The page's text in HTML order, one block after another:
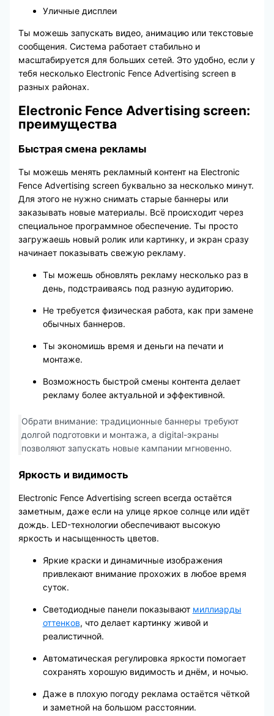
Уличные дисплеи
Ты можешь запускать видео, анимацию или текстовые
сообщения. Система работает стабильно и
масштабируется для больших сетей. Это удобно, если у
тебя несколько Electronic Fence Advertising screen в
разных районах.
Electronic Fence Advertising screen:
преимущества
Быстрая смена рекламы
Ты можешь менять рекламный контент на Electronic
Fence Advertising screen буквально за несколько минут.
Для этого не нужно снимать старые баннеры или
заказывать новые материалы. Всё происходит через
специальное программное обеспечение. Ты просто
загружаешь новый ролик или картинку, и экран сразу
начинает показывать свежую рекламу.
Ты можешь обновлять рекламу несколько раз в
день, подстраиваясь под разную аудиторию.
Не требуется физическая работа, как при замене
обычных баннеров.
Ты экономишь время и деньги на печати и
монтаже.
Возможность быстрой смены контента делает
рекламу более актуальной и эффективной.
Обрати внимание: традиционные баннеры требуют
долгой подготовки и монтажа, а digital-экраны
позволяют запускать новые кампании мгновенно.
Яркость и видимость
Electronic Fence Advertising screen всегда остаётся
заметным, даже если на улице яркое солнце или идёт
дождь. LED-технологии обеспечивают высокую
яркость и насыщенность цветов.
Яркие краски и динамичные изображения
привлекают внимание прохожих в любое время
суток.
Светодиодные панели показывают миллиарды
оттенков, что делает картинку живой и
реалистичной.
Автоматическая регулировка яркости помогает
сохранять хорошую видимость и днём, и ночью.
Даже в плохую погоду реклама остаётся чёткой
и заметной на большом расстоянии.